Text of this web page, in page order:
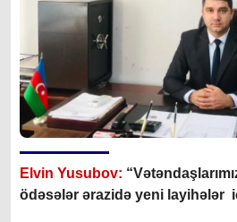
Elvin Yusubov:
ödəsələr ərazidə yeni layihələr